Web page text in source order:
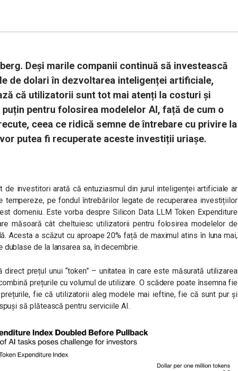
Deși marile companii continuă să investească
de dolari în dezvoltarea inteligenței artificiale,
că utilizatorii sunt tot mai atenți la costuri și
pentru folosirea modelelor AI, față de cum o
ceea ce ridică semne de întrebare cu privire la
putea fi recuperate aceste investiții uriașe.
de investitori arată că entuziasmul din jurul inteligenței artificiale ar
tempereze, pe fondul întrebărilor legate de recuperarea investițiilor
domeniu. Este vorba despre Silicon Data LLM Token Expenditure
măsoară cât cheltuiesc utilizatorii pentru folosirea modelelor de
Acesta a scăzut cu aproape 20% față de maximul atins în luna mai,
dublase de la lansarea sa, în decembrie.
direct prețul unui “token” – unitatea în care este măsurată utilizarea
prețurile cu volumul de utilizare. O scădere poate însemna fie
fie că utilizatorii aleg modele mai ieftine, fie că sunt pur și
să plătească pentru serviciile AI.